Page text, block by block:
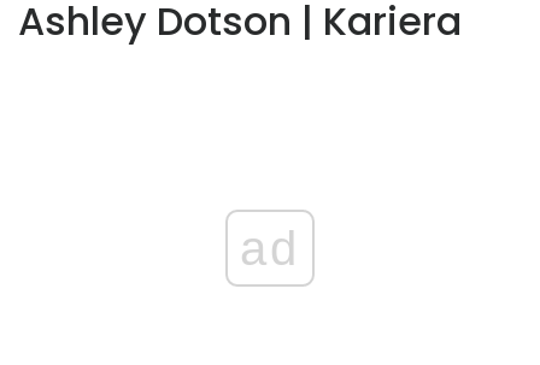
Ashley Dotson | Kariera
ad